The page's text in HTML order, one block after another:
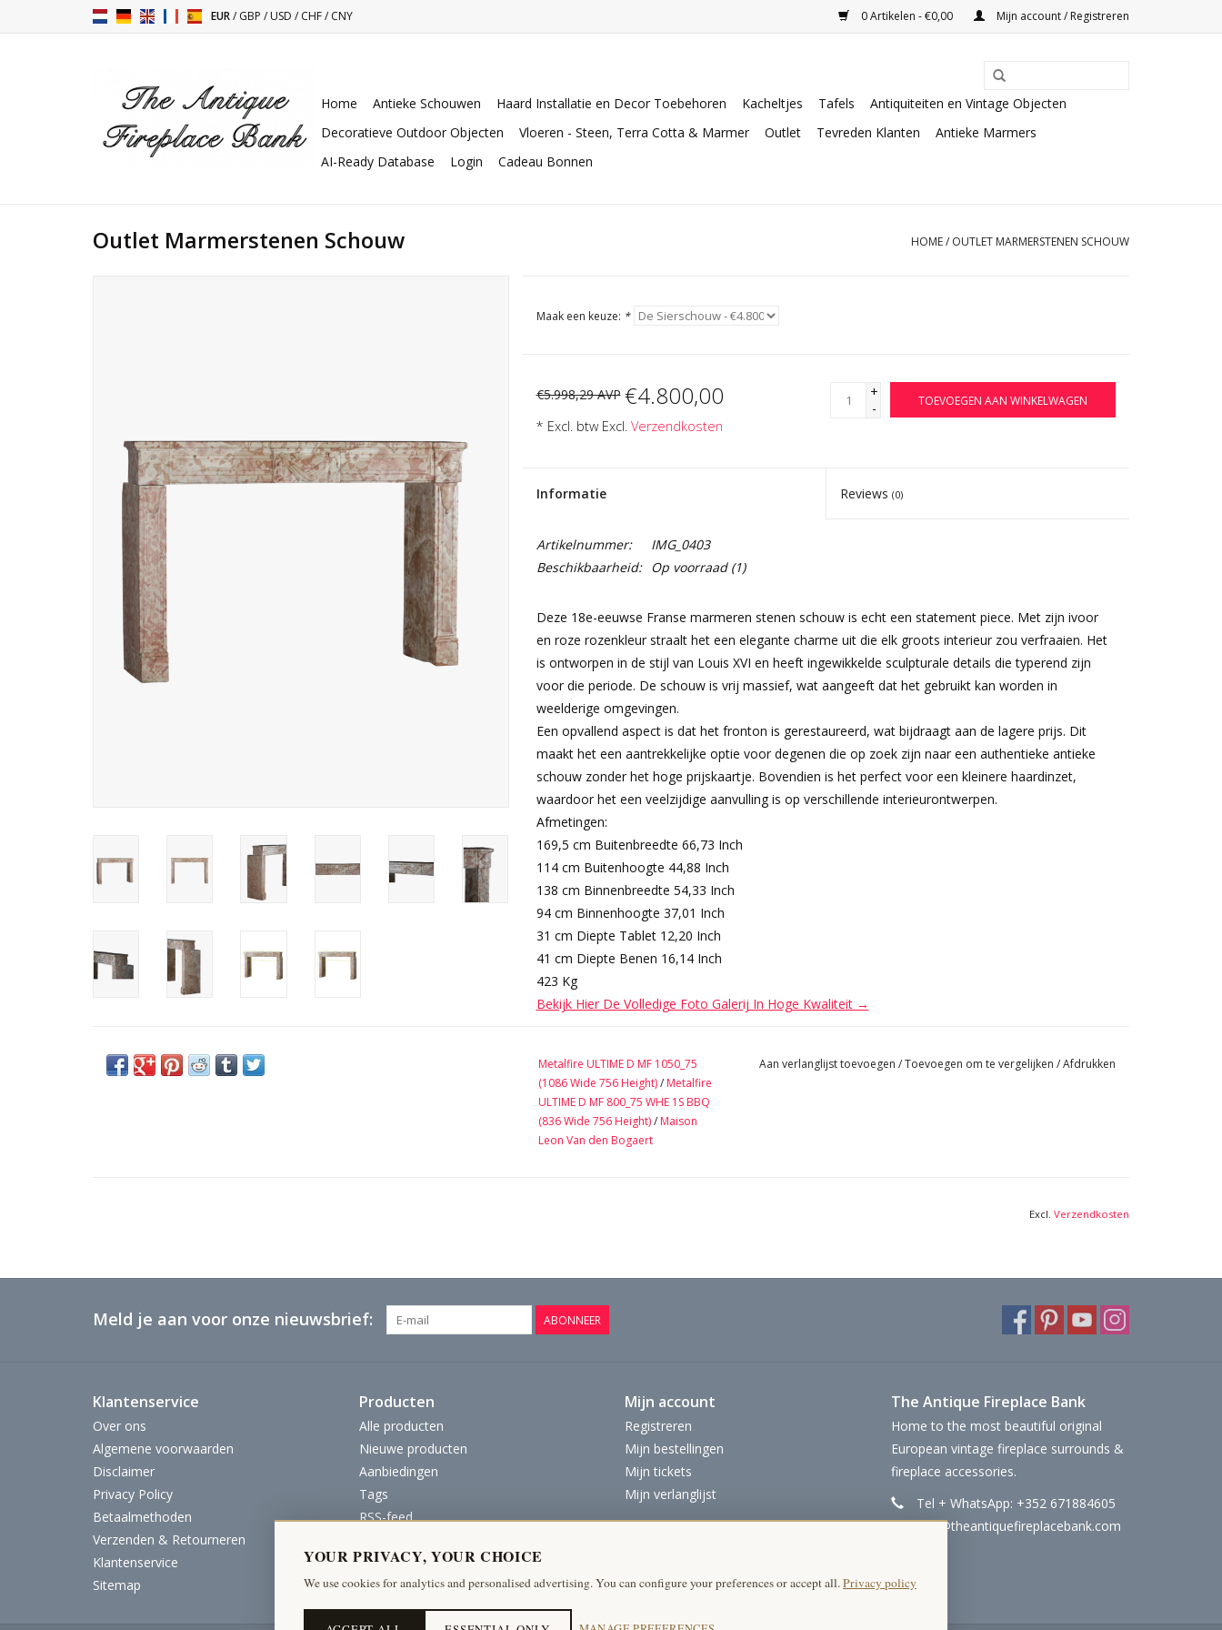
EUR/GBP /USD /CHF/CNY 0 Artikelen - €0,00 Mijn account / Registreren
Home Antieke Schouwen Haard Installatie en Decor Toebehoren Kacheltjes Tafels
Antiquiteiten en Vintage Objecten
Decoratieve Outdoor Objecten
Vloeren - Steen, Terra Cotta & Marmer Outlet Tevreden Klanten
Antieke Marmers
AI-Ready Database
Login Cadeau Bonnen
Outlet Marmerstenen Schouw HOME/ OUTLET MARMERSTENEN SCHOUW
Maak een keuze: *
€5.998,29 AVP €4.800,00
* Excl. btw Excl. Verzendkosten
+
-
TOEVOEGEN AAN WINKELWAGEN
Informatie Reviews(0)
Artikelnummer:
IMG_0403
Beschikbaarheid:
Op voorraad(1)
Deze 18e-eeuwse Franse marmeren stenen schouw is echt een statement piece. Met zijn ivoor
en roze rozenkleur straalt het een elegante charme uit die elk groots interieur zou verfraaien. Het
is ontworpen in de stijl van Louis XVI en heeft ingewikkelde sculpturale details die typerend zijn
voor die periode. De schouw is vrij massief, wat aangeeft dat het gebruikt kan worden in
weelderige omgevingen.
Een opvallend aspect is dat het fronton is gerestaureerd, wat bijdraagt ​​aan de lagere prijs. Dit
maakt het een aantrekkelijke optie voor degenen die op zoek zijn naar een authentieke antieke
schouw zonder het hoge prijskaartje. Bovendien is het perfect voor een kleinere haardinzet,
waardoor het een veelzijdige aanvulling is op verschillende interieurontwerpen.
Afmetingen:
169,5 cm Buitenbreedte 66,73 Inch
114 cm Buitenhoogte 44,88 Inch
138 cm Binnenbreedte 54,33 Inch
94 cm Binnenhoogte 37,01 Inch
31 cm Diepte Tablet 12,20 Inch
41 cm Diepte Benen 16,14 Inch
423 Kg
Bekijk Hier De Volledige Foto Galerij In Hoge Kwaliteit →
Metalfire ULTIME D MF 1050_75
(1086 Wide 756 Height)/ Metalfire
ULTIME D MF 800_75 WHE 1S BBQ
(836 Wide 756 Height)/ Maison
Leon Van den Bogaert
Aan verlanglijst toevoegen /Toevoegen om te vergelijken /Afdrukken
Excl. Verzendkosten
Meld je aan voor onze nieuwsbrief: ABONNEER
Klantenservice
Over ons
Algemene voorwaarden
Disclaimer
Privacy Policy
Betaalmethoden
Verzenden & Retourneren
Klantenservice
Sitemap
Producten
Alle producten
Nieuwe producten
Aanbiedingen
Tags
RSS-feed
Mijn account
Registreren
Mijn bestellingen
Mijn tickets
Mijn verlanglijst
The Antique Fireplace Bank
Home to the most beautiful original
European vintage fireplace surrounds &
fireplace accessories.
Tel + WhatsApp: +352 671884605
info@theantiquefireplacebank.com
YOUR PRIVACY, YOUR CHOICE
We use cookies for analytics and personalised advertising. You can configure your preferences or accept all.Privacy policy